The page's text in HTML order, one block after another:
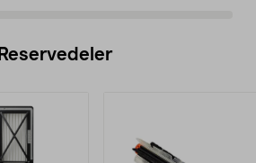
Reservedeler